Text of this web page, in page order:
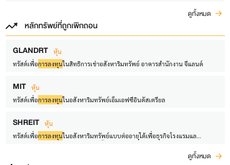
ดูทั้งหมด
หลักทรัพย์ที่ถูกเพิกถอน
GLANDRT
หุ้น
ทรัสต์เพื่อการลงทุนในสิทธิการเช่าอสังหาริมทรัพย์ อาคารสำนักงาน จีแลนด์
MIT
หุ้น
ทรัสต์เพื่อการลงทุนในอสังหาริมทรัพย์เอ็มเอฟซีอินดัสเตรียล
SHREIT
หุ้น
ทรัสต์เพื่อการลงทุนในอสังหาริมทรัพย์แบบต่ออายุได้เพื่อธุรกิจโรงแรมและ
ดูทั้งหมด